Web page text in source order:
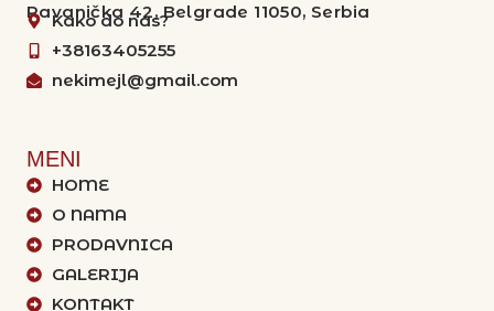
Ravanička 42, Belgrade 11050, Serbia
Kako do nas?
+38163405255
nekimejl@gmail.com
MENI
HOME
O NAMA
PRODAVNICA
GALERIJA
KONTAKT